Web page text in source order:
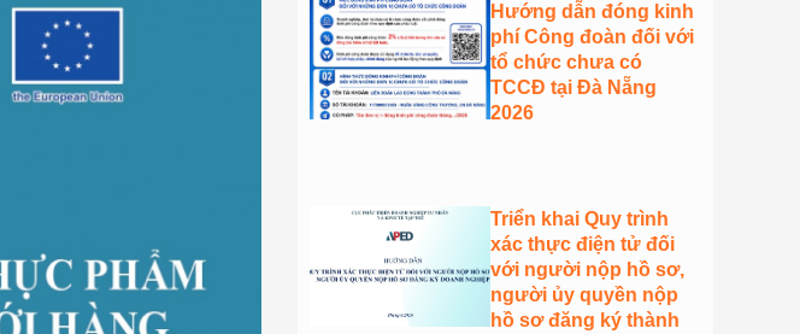
Hướng dẫn đóng kinh
phí Công đoàn đối với
tổ chức chưa có
TCCĐ tại Đà Nẵng
2026
Triển khai Quy trình
xác thực điện tử đối
với người nộp hồ sơ,
người ủy quyền nộp
hồ sơ đăng ký thành